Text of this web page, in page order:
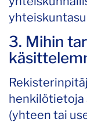
3. Mihin
henkilötietoja
(yhteen tai